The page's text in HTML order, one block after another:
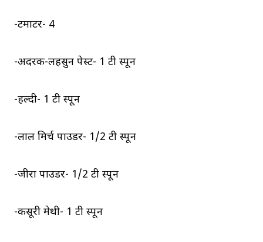
-टमाटर- 4
-अदरक-लहसुन पेस्ट- 1 टी स्पून
-हल्दी- 1 टी स्पून
-लाल मिर्च पाउडर- 1/2 टी स्पून
-जीरा पाउडर- 1/2 टी स्पून
-कसूरी मेथी- 1 टी स्पून